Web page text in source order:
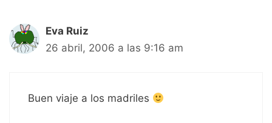
Eva Ruiz
26 abril, 2006 a las 9:16 am
Buen viaje a los madriles